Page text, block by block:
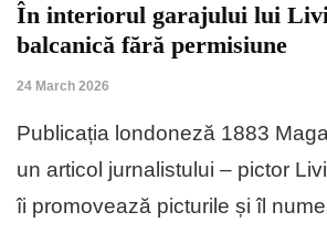
În interiorul garajului lui
balcanică fără permisiune
24 March 2026
Publicația londoneză 1883
un articol jurnalistului – pictor
îi promovează picturile și îl